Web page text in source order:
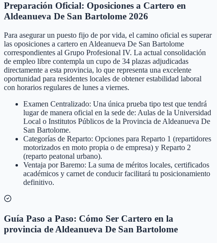
Preparación Oficial: Oposiciones a Cartero en
Aldeanueva De San Bartolome 2026
Para asegurar un puesto fijo de por vida, el camino oficial es superar
las oposiciones a cartero en Aldeanueva De San Bartolome
correspondientes al Grupo Profesional IV. La actual consolidación
de empleo libre contempla un cupo de 34 plazas adjudicadas
directamente a esta provincia, lo que representa una excelente
oportunidad para residentes locales de obtener estabilidad laboral
con horarios regulares de lunes a viernes.
Examen Centralizado: Una única prueba tipo test que tendrá
lugar de manera oficial en la sede de: Aulas de la Universidad
Local o Institutos Públicos de la Provincia de Aldeanueva De
San Bartolome.
Categorías de Reparto: Opciones para Reparto 1 (repartidores
motorizados en moto propia o de empresa) y Reparto 2
(reparto peatonal urbano).
Ventaja por Baremo: La suma de méritos locales, certificados
académicos y carnet de conducir facilitará tu posicionamiento
definitivo.
Guía Paso a Paso: Cómo Ser Cartero en la
provincia de Aldeanueva De San Bartolome